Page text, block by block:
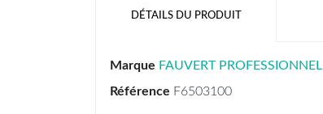
DÉTAILS DU PRODUIT
Marque FAUVERT PROFESSIONNEL
Référence F6503100